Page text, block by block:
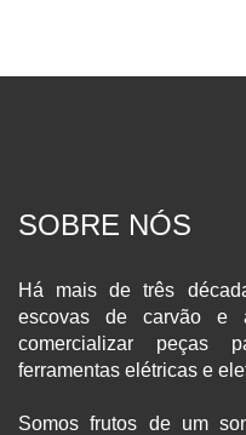
SOBRE NÓS
Há mais de três
escovas de carvão e
comercializar peças
ferramentas elétricas e
Somos frutos de um